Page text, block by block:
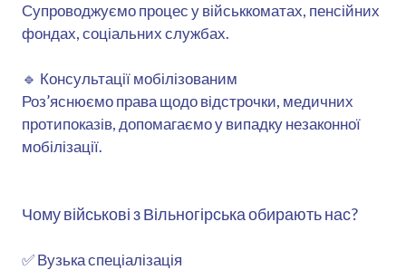
Супроводжуємо процес у військкоматах, пенсійних
фондах, соціальних службах.
🔹 Консультації мобілізованим
Роз’яснюємо права щодо відстрочки, медичних
протипоказів, допомагаємо у випадку незаконної
мобілізації.
Чому військові з Вільногірська обирають нас?
✅ Вузька спеціалізація